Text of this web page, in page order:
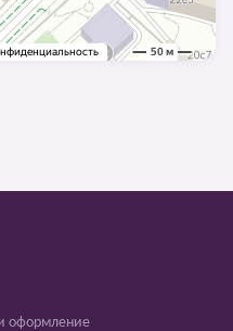
оформление